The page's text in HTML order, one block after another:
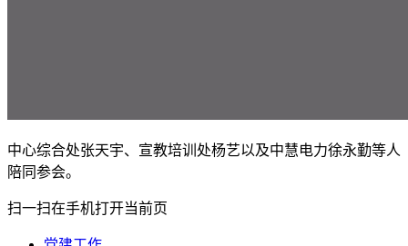
中心综合处张天宇、宣教培训处杨艺以及中慧电力徐永勤等人
陪同参会。
扫一扫在手机打开当前页